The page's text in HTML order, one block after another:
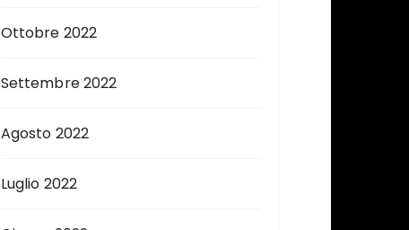
Ottobre 2022
Settembre 2022
Agosto 2022
Luglio 2022